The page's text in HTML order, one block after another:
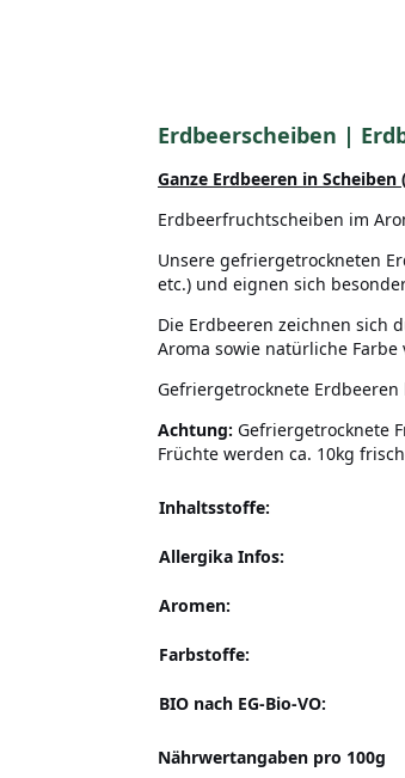
Erdbeerscheiben |
Ganze Erdbeeren in
Erdbeerfruchtscheiben im
Unsere gefriergetrockneten
etc.) und eignen sich
Die Erdbeeren zeichnen sich
Aroma sowie natürliche
Gefriergetrocknete
Achtung: Gefriergetrocknete
Früchte werden ca. 10kg
Inhaltsstoffe:
Allergika Infos:
Aromen:
Farbstoffe:
BIO nach EG-Bio-VO:
Nährwertangaben pro 100g